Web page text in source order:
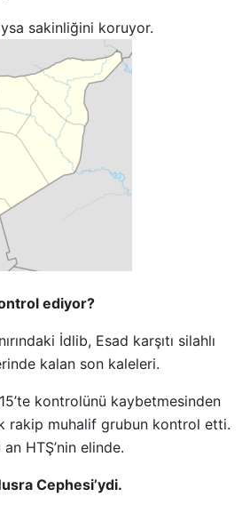
sakinliğini koruyor.
ediyor?
İdlib, Esad karşıtı silahlı
kalan son kaleleri.
kontrolünü kaybetmesinden
rakip muhalif grubun kontrol etti.
HTŞ’nin elinde.
Cephesi’ydi.